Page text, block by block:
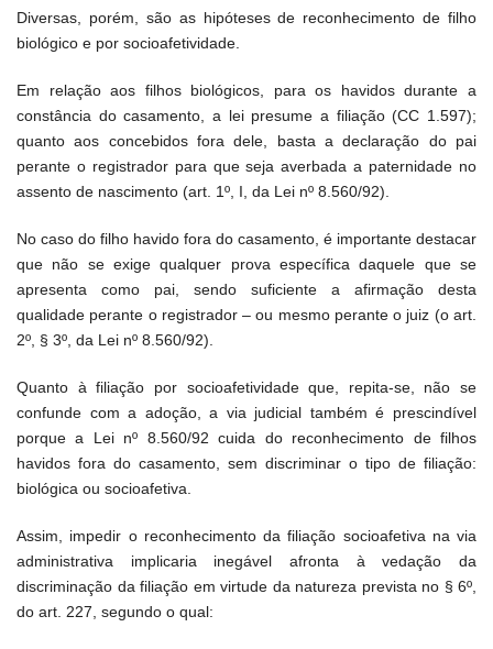
Diversas, porém, são as hipóteses de reconhecimento de filho
biológico e por socioafetividade.
Em relação aos filhos biológicos, para os havidos durante a
constância do casamento, a lei presume a filiação (CC 1.597);
quanto aos concebidos fora dele, basta a declaração do pai
perante o registrador para que seja averbada a paternidade no
assento de nascimento (art. 1º, I, da Lei nº 8.560/92).
No caso do filho havido fora do casamento, é importante destacar
que não se exige qualquer prova específica daquele que se
apresenta como pai, sendo suficiente a afirmação desta
qualidade perante o registrador – ou mesmo perante o juiz (o art.
2º, § 3º, da Lei nº 8.560/92).
Quanto à filiação por socioafetividade que, repita-se, não se
confunde com a adoção, a via judicial também é prescindível
porque a Lei nº 8.560/92 cuida do reconhecimento de filhos
havidos fora do casamento, sem discriminar o tipo de filiação:
biológica ou socioafetiva.
Assim, impedir o reconhecimento da filiação socioafetiva na via
administrativa implicaria inegável afronta à vedação da
discriminação da filiação em virtude da natureza prevista no § 6º,
do art. 227, segundo o qual: